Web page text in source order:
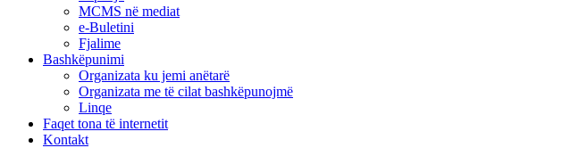
MCMS në mediat
e-Buletini
Fjalime
Bashkëpunimi
Organizata ku jemi anëtarë
Organizata me të cilat bashkëpunojmë
Linqe
Faqet tona të internetit
Kontakt